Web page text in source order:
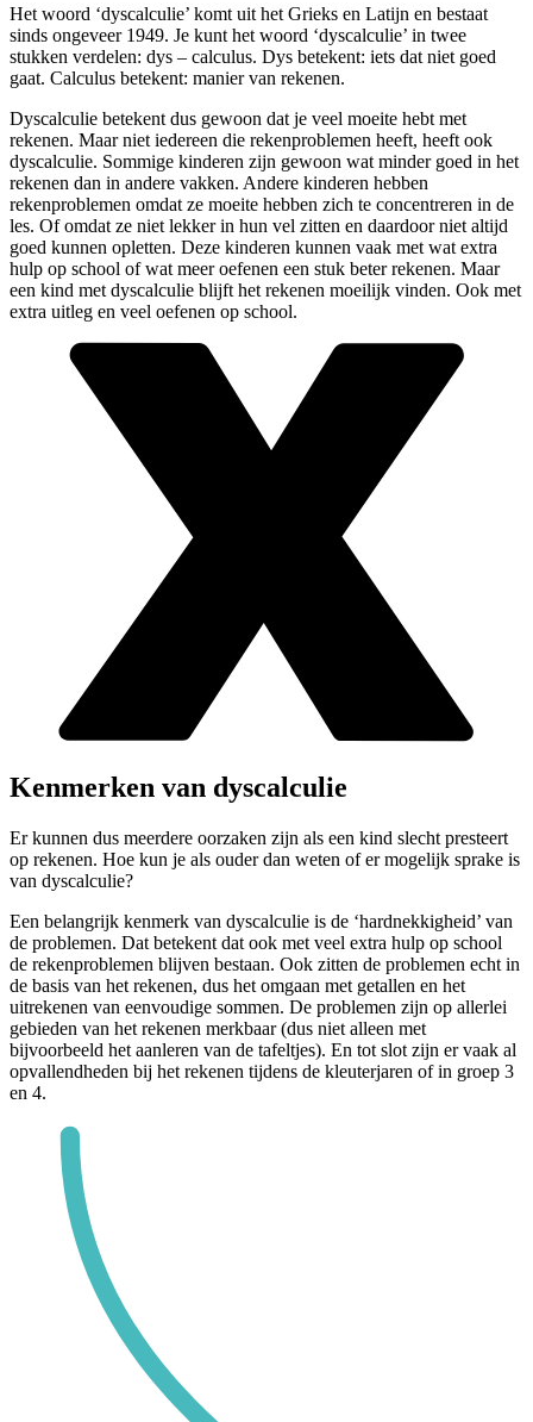
Het woord ‘dyscalculie’ komt uit het Grieks en Latijn en bestaat
sinds ongeveer 1949. Je kunt het woord ‘dyscalculie’ in twee
stukken verdelen: dys – calculus. Dys betekent: iets dat niet goed
gaat. Calculus betekent: manier van rekenen.
Dyscalculie betekent dus gewoon dat je veel moeite hebt met
rekenen. Maar niet iedereen die rekenproblemen heeft, heeft ook
dyscalculie. Sommige kinderen zijn gewoon wat minder goed in het
rekenen dan in andere vakken. Andere kinderen hebben
rekenproblemen omdat ze moeite hebben zich te concentreren in de
les. Of omdat ze niet lekker in hun vel zitten en daardoor niet altijd
goed kunnen opletten. Deze kinderen kunnen vaak met wat extra
hulp op school of wat meer oefenen een stuk beter rekenen. Maar
een kind met dyscalculie blijft het rekenen moeilijk vinden. Ook met
extra uitleg en veel oefenen op school.
Kenmerken van dyscalculie
Er kunnen dus meerdere oorzaken zijn als een kind slecht presteert
op rekenen. Hoe kun je als ouder dan weten of er mogelijk sprake is
van dyscalculie?
Een belangrijk kenmerk van dyscalculie is de ‘hardnekkigheid’ van
de problemen. Dat betekent dat ook met veel extra hulp op school
de rekenproblemen blijven bestaan. Ook zitten de problemen echt in
de basis van het rekenen, dus het omgaan met getallen en het
uitrekenen van eenvoudige sommen. De problemen zijn op allerlei
gebieden van het rekenen merkbaar (dus niet alleen met
bijvoorbeeld het aanleren van de tafeltjes). En tot slot zijn er vaak al
opvallendheden bij het rekenen tijdens de kleuterjaren of in groep 3
en 4.